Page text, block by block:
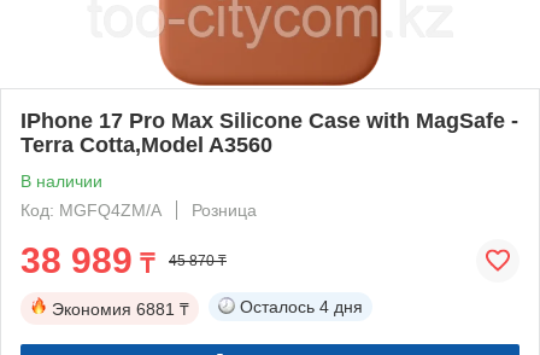
IPhone 17 Pro Max Silicone Case with MagSafe -
Terra Cotta,Model A3560
В наличии
Код: MGFQ4ZM/A
Розница
38 989 ₸ 45 870 ₸
Экономия 6881 ₸ Осталось 4 дня